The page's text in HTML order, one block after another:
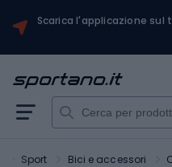
Scarica l'applicazione
Sport Bici e accessori